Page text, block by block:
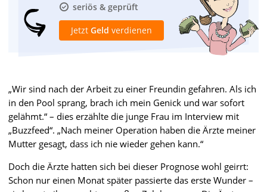
seriös & geprüft
Jetzt Geld verdienen
„Wir sind nach der Arbeit zu einer Freundin gefahren. Als ich
in den Pool sprang, brach ich mein Genick und war sofort
gelähmt.“ – dies erzählte die junge Frau im Interview mit
„Buzzfeed“. „Nach meiner Operation haben die Ärzte meiner
Mutter gesagt, dass ich nie wieder gehen kann.“
Doch die Ärzte hatten sich bei dieser Prognose wohl geirrt:
Schon nur einen Monat später passierte das erste Wunder –